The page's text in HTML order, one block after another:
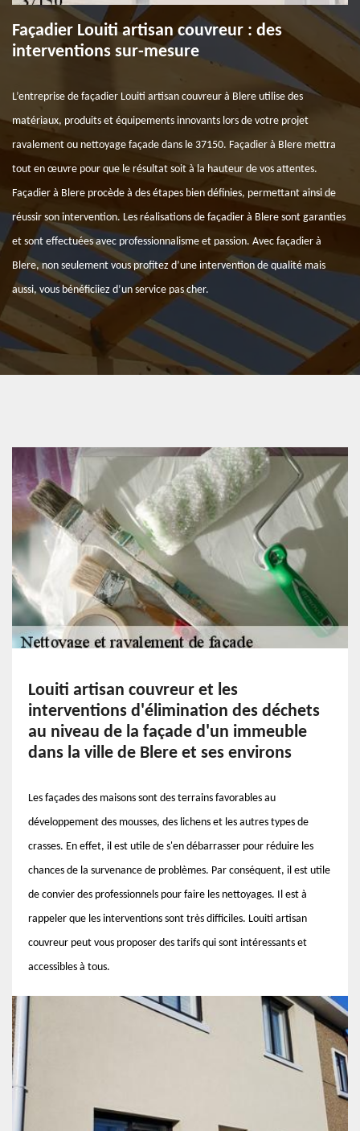
Façadier Louiti artisan couvreur : des
interventions sur-mesure
L’entreprise de façadier Louiti artisan couvreur à Blere utilise des
matériaux, produits et équipements innovants lors de votre projet
ravalement ou nettoyage façade dans le 37150. Façadier à Blere mettra
tout en œuvre pour que le résultat soit à la hauteur de vos attentes.
Façadier à Blere procède à des étapes bien définies, permettant ainsi de
réussir son intervention. Les réalisations de façadier à Blere sont garanties
et sont effectuées avec professionnalisme et passion. Avec façadier à
Blere, non seulement vous profitez d’une intervention de qualité mais
aussi, vous bénéficiiez d’un service pas cher.
Louiti artisan couvreur et les
interventions d'élimination des déchets
au niveau de la façade d'un immeuble
dans la ville de Blere et ses environs
Les façades des maisons sont des terrains favorables au
développement des mousses, des lichens et les autres types de
crasses. En effet, il est utile de s'en débarrasser pour réduire les
chances de la survenance de problèmes. Par conséquent, il est utile
de convier des professionnels pour faire les nettoyages. Il est à
rappeler que les interventions sont très difficiles. Louiti artisan
couvreur peut vous proposer des tarifs qui sont intéressants et
accessibles à tous.